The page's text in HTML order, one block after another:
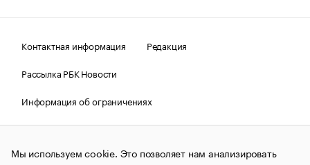
Контактная информация
Редакция
Рассылка РБК Новости
Информация об ограничениях
Правовая информация
О соблюдении авторских прав
© АО «РОСБИЗНЕСКОНСАЛТИНГ»,1995–2026.Сообщения
Мы используем cookie. Это позволяет нам анализировать